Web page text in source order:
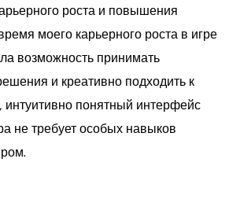
роста и повышения
моего карьерного роста в игре
возможность принимать
и креативно подходить к
интуитивно понятный интерфейс
не требует особых навыков